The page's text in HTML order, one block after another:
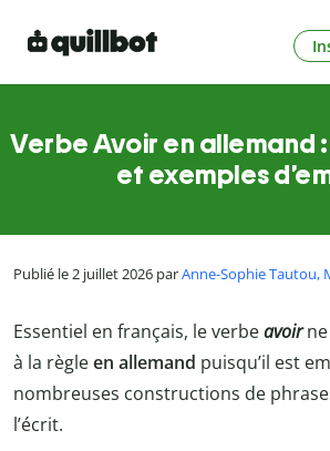
Verbe Avoir en allemand
et exemples
Publié le 2 juillet 2026 parAnne-Sophie Tautou,
Essentiel en français, le verbeavoirne
à la règleen allemand puisqu’il est
nombreuses constructions de
l’écrit.